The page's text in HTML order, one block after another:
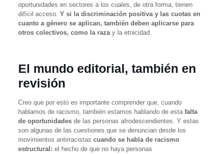
oportunidades en sectores a los cuales, de otra forma, tienen
difícil acceso. Y si la discriminación positiva y las cuotas en
cuanto a género se aplican, también deben aplicarse para
otros colectivos, como la razay la etnicidad.
El mundo editorial, también en
revisión
Creo que por esto es importante comprender que, cuando
hablamos de racismo, también estamos hablando de esta falta
de oportunidadesde las personas afrodescendientes. Y estas
son algunas de las cuestiones que se denuncian desde los
movimientos antirracistas cuando se habla de racismo
estructural: el hecho de que no haya personas